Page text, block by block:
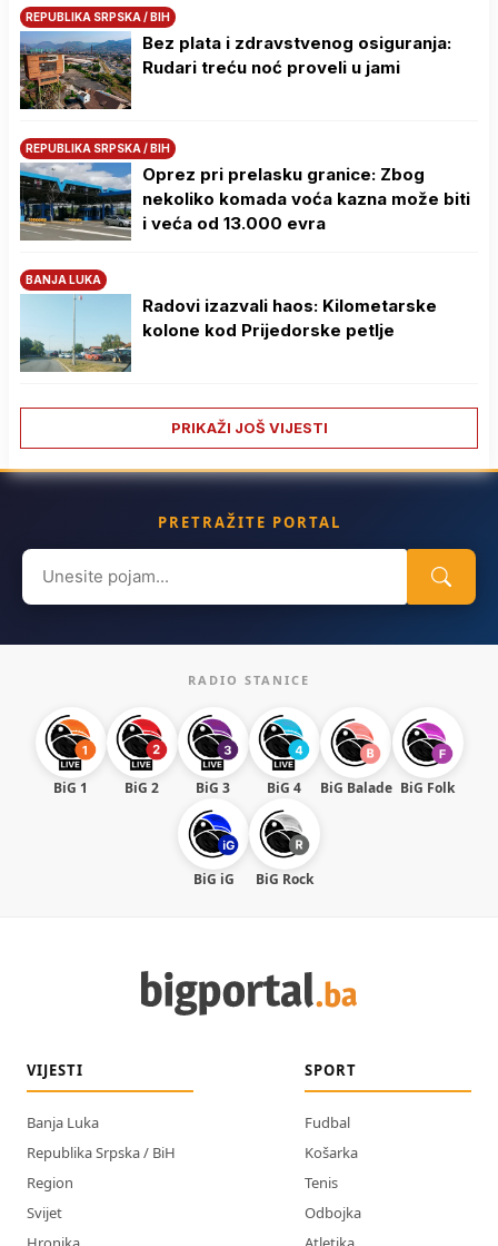
REPUBLIKA SRPSKA / BIH
Bez plata i zdravstvenog osiguranja:
Rudari treću noć proveli u jami
REPUBLIKA SRPSKA / BIH
Oprez pri prelasku granice: Zbog
nekoliko komada voća kazna može biti
i veća od 13.000 evra
BANJA LUKA
Radovi izazvali haos: Kilometarske
kolone kod Prijedorske petlje
PRIKAŽI JOŠ VIJESTI
PRETRAŽITE PORTAL
Search
for:
RADIO STANICE
BiG 1 BiG 2 BiG 3 BiG 4 BiG Balade BiG Folk
BiG iG BiG Rock
VIJESTI
Banja Luka
Republika Srpska / BiH
Region
Svijet
SPORT
Fudbal
Košarka
Tenis
Odbojka